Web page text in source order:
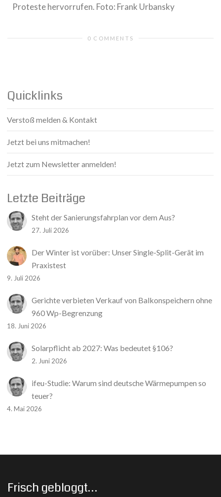
Proteste hervorrufen. Foto: Frank Urbansky
0 COMMENTS
Quicklinks
Verstoß melden & Kontakt
Jetzt bei uns mitmachen!
Jetzt zum Newsletter anmelden!
Letzte Beiträge
Steht der Sanierungsfahrplan vor dem Aus?
27. Juli 2026
Der Winter ist vorüber: Unser Single-Split-Gerät im
Praxistest
9. Juli 2026
Gerichte verbieten Verkauf von Balkonspeichern ohne
960 Wp-Begrenzung
18. Juni 2026
Solarpflicht ab 2027: Was bedeutet §106?
2. Juni 2026
ifeu-Studie: Warum sind deutsche Wärmepumpen so
teuer?
4. Mai 2026
Frisch gebloggt…